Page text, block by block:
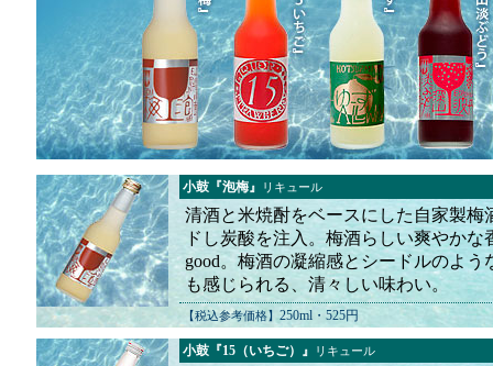
小鼓『泡梅』 リキュール
清酒と米焼酎をベースにした自家製梅
ドし炭酸を注入。梅酒らしい爽やかな
good。梅酒の凝縮感とシードルのよう
も感じられる、清々しい味わい。
【税込参考価格】 250ml・525円
小鼓『15（いちご）』 リキュール